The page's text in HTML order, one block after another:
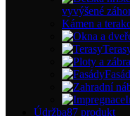
vyvýšené
Kámen a
Údržba87 produkt